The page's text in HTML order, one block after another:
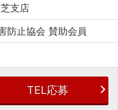
支店
防止協会 賛助会員
TEL応募